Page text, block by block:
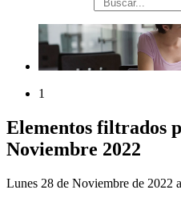
1
Elementos filtrados
Noviembre 2022
Lunes 28 de Noviembre de 2022